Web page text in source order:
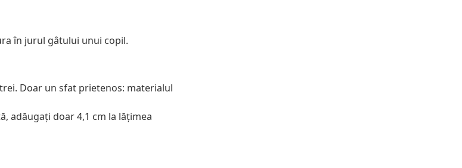
în jurul gâtului unui copil.
Doar un sfat prietenos: materialul
adăugați doar 4,1 cm la lățimea